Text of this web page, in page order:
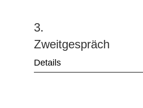
3.
Zweitgespräch
Details